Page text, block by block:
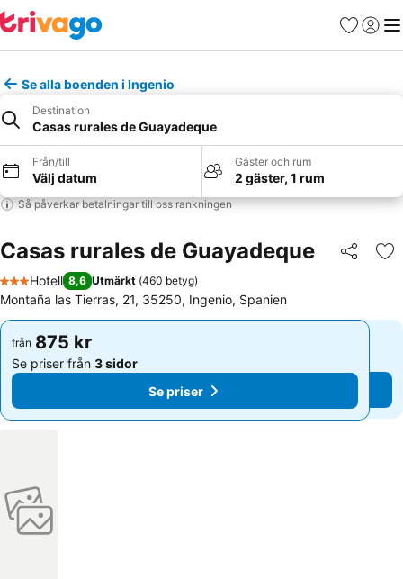
Favoriter
Logga
Se alla boenden i Ingenio
Destination
Casas rurales de Guayadeque
Från/till
Välj datum
Gäster och rum
2 gäster, 1 rum
Så påverkar betalningar till oss rankningen
Casas rurales de Guayadeque Dela
3 Stjärnor
Hotell 8,6 Utmärkt (460 betyg)
Montaña las Tierras, 21, 35250, Ingenio, Spanien
från 875 kr
Se priser från 3 sidor
Se priser
från 875 kr
Se priser från 3 sidor
Se priser